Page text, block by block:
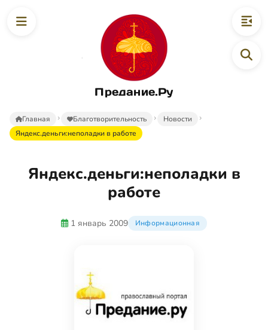
Предание.Ру
Главная Благотворительность
Новости
Яндекс.деньги:неполадки в работе
Яндекс.деньги:неполадки в
работе
1 январь 2009 Информационная